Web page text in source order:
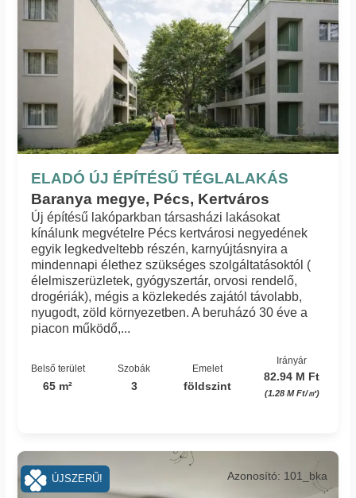
ELADÓ ÚJ ÉPÍTÉSŰ TÉGLALAKÁS
Baranya megye, Pécs, Kertváros
Új építésű lakóparkban társasházi lakásokat
kínálunk megvételre Pécs kertvárosi negyedének
egyik legkedveltebb részén, karnyújtásnyira a
mindennapi élethez szükséges szolgáltatásoktól (
élelmiszerüzletek, gyógyszertár, orvosi rendelő,
drogériák), mégis a közlekedés zajától távolabb,
nyugodt, zöld környezetben. A beruházó 30 éve a
piacon működő,...
Belső terület
65 m²
Szobák
3
Emelet
földszint
Irányár
82.94 M Ft
(1.28 M Ft/㎡)
Azonosító: 101_bka
ÚJSZERŰ!